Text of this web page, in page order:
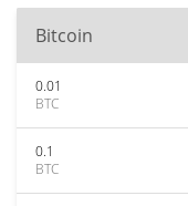
Bitcoin
0.01
BTC
0.1
BTC